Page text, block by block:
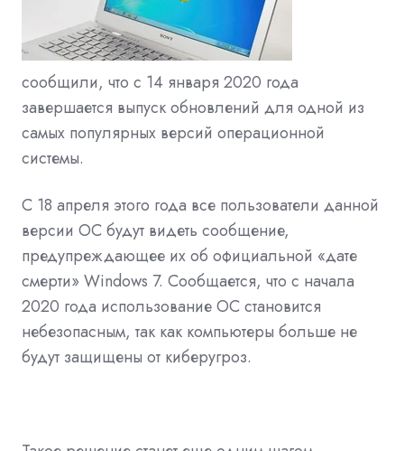
сообщили, что с 14 января 2020 года
завершается выпуск обновлений для одной из
самых популярных версий операционной
системы.
С 18 апреля этого года все пользователи данной
версии ОС будут видеть сообщение,
предупреждающее их об официальной «дате
смерти» Windows 7. Сообщается, что с начала
2020 года использование ОС становится
небезопасным, так как компьютеры больше не
будут защищены от киберугроз.